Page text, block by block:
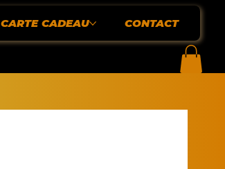
CARTE CADEAU CONTACT